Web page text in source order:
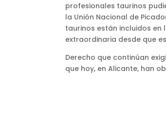
profesionales taurinos
la Unión Nacional de
taurinos están incluidos
extraordinaria desde que
Derecho que continúan
que hoy, en Alicante, han